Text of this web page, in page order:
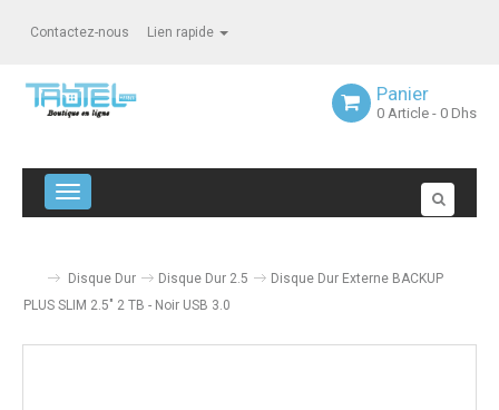
Contactez-nous Lien rapide
Panier
0 Article - 0 Dhs
Navigation bascule
Disque Dur Disque Dur 2.5
Disque Dur Externe BACKUP
PLUS SLIM 2.5" 2 TB - Noir USB 3.0